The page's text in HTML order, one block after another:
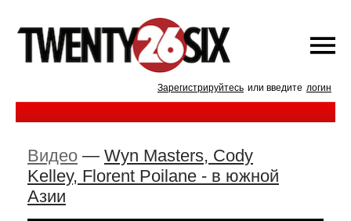
Зарегистрируйтесь или введите логин
Видео — Wyn Masters, Cody
Kelley, Florent Poilane - в южной
Азии